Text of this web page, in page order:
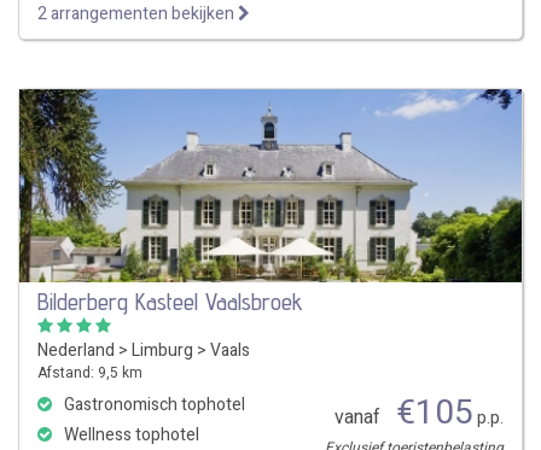
2 arrangementen bekijken
Bilderberg Kasteel Vaalsbroek
Nederland >Limburg >Vaals
Afstand: 9,5 km
Gastronomisch tophotel
Wellness tophotel
vanaf €105p.p.